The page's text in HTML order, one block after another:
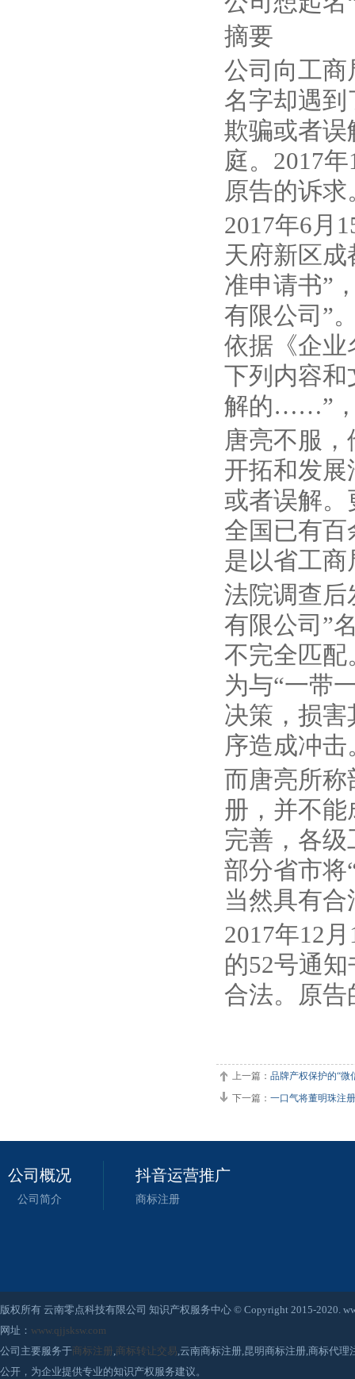
摘要
公司向工商
名字却遇
欺骗或者误
庭。2017
原告的诉求
2017年6月
天府新区
准申请书”
有限公司”
依据《企业
下列内容
解的……”，
唐亮不服
开拓和发
或者误解。
全国已有百
是以省工
法院调查后
有限公司”
不完全匹配
为与“一带
决策，损
序造成冲击
而唐亮所称
册，并不能
完善，各
部分省市将
当然具有合
2017年12
的52号通
合法。原
上一篇： 品牌产权保护的“微
下一篇： 一口气将董明珠注
公司概况
公司简介
抖音运营推广
商标注册
版权所有 云南零点科技有限公司 知识产权服务中心 © Copyright 2015-2020.
网址： www.qjjsksw.com
公司主要服务于商标注册 ,商标转让交易,云南商标注册,昆明商标注册,商标代
公开，为企业提供专业的知识产权服务建议。